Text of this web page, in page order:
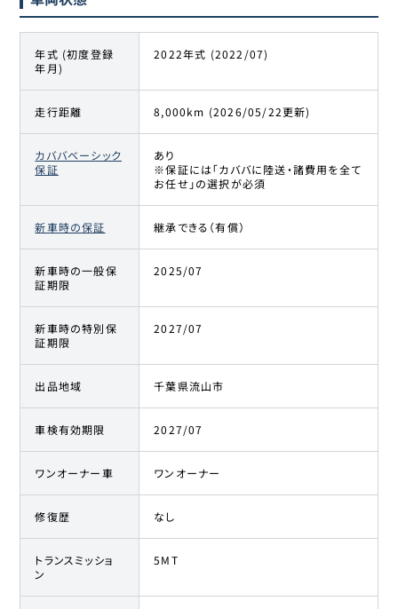
年式 (初度登録
年月)
2022年式 (2022/07)
走行距離 8,000km (2026/05/22更新)
カババベーシック
保証
あり
※保証には「カババに陸送・諸費用を全て
お任せ」の選択が必須
新車時の保証 継承できる（有償）
新車時の一般保
証期限
2025/07
新車時の特別保
証期限
2027/07
出品地域 千葉県流山市
車検有効期限 2027/07
ワンオーナー車 ワンオーナー
修復歴 なし
トランスミッショ
ン
5MT